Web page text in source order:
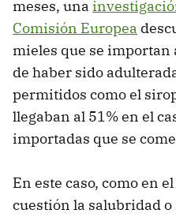
meses, una
Comisión Europea
mieles que se importan
de haber sido
permitidos como el
llegaban al 51% en el
importadas que se
En este caso, como en
cuestión la salubridad o